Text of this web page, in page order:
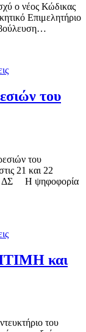
ο νέος Κώδικας
Επιμελητήριο
του
του
21 και 22
ΔΣ H ψηφοφορία
και
του